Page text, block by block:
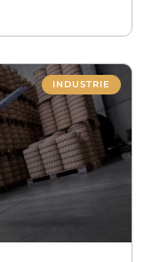
INDUSTRIE